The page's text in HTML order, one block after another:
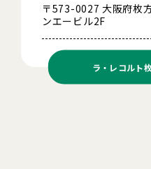
〒573-0027 大阪府枚
ンエービル2F
ラ・レコルト